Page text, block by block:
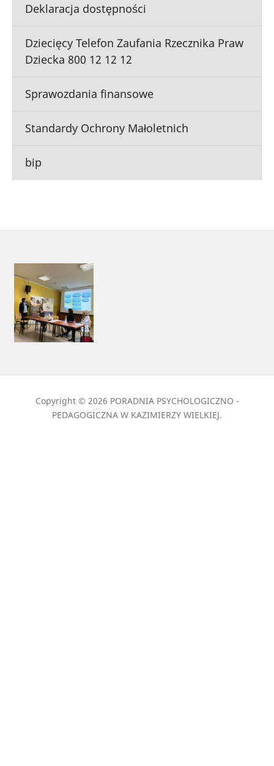
Deklaracja dostępności
Dziecięcy Telefon Zaufania Rzecznika Praw
Dziecka 800 12 12 12
Sprawozdania finansowe
Standardy Ochrony Małoletnich
bip
Copyright © 2026 PORADNIA PSYCHOLOGICZNO -
PEDAGOGICZNA W KAZIMIERZY WIELKIEJ.